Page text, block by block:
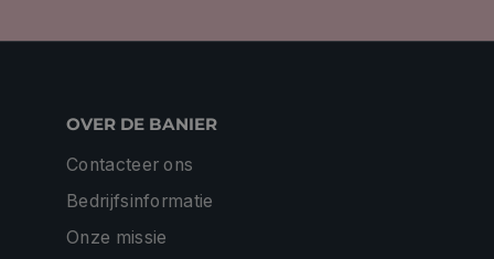
OVER DE BANIER
Contacteer ons
Bedrijfsinformatie
Onze missie